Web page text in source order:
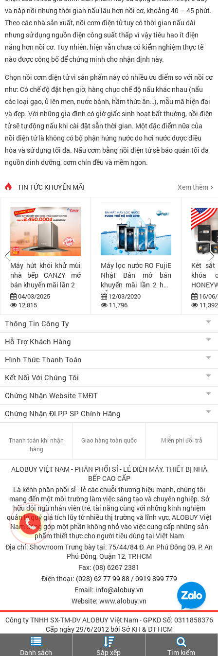
và nắp nồi nhưng thời gian nấu lâu hơn nồi cơ, khoảng 40 – 45 phút.
Theo các nhà sản xuất, nồi cơm điện tử tuy có thời gian nấu dài
nhưng sử dụng nguồn điện công suất thấp vì vậy tiêu hao ít điện
năng hơn nồi cơ. Tuy nhiên, hiện vẫn chưa có kiểm nghiệm thực tế
nào được công bố để chứng minh cho nhận định này.
Chọn nồi cơm điện tử vì sản phẩm này có nhiều ưu điểm so với nồi cơ
như: Có chế độ đặt hẹn giờ, hàng chục chế độ nấu khác nhau (nấu
các loại gạo, ủ lên men, nước bánh, hầm thức ăn…), mẫu mã hiện đại
và đẹp. Với những gia đình có giờ giấc sinh hoạt bất thường, nồi điện
tử sẽ tự động nấu khi cài đặt sẵn thời gian. Một đặc điểm nữa của
nồi điện tử là không có bộ phận hứng nước do hơi nước được điều
hòa và sử dụng tối đa. Nấu cơm bằng nồi điện tử sẽ bảo quản tối đa
nguồn dinh dưỡng, cơm chín đều và mềm ngon.
Danh sách Sắp xếp Tìm kiếm
TIN TỨC KHUYẾN MÃI Xem thêm
Máy hút khói khử mùi
nhà bếp CANZY mở
bán khuyến mãi lần 2
04/03/2025
12,815
Máy lọc nước RO FujiE
Nhật Bản mở bán
khuyến mãi lần 2 hấp
dẫn12/03/2020
11,796
Két sắt
khóa
bán16/
11,392
Thông Tin Công Ty
Hỗ Trợ Khách Hàng
Hình Thức Thanh Toán
Kết Nối Với Chúng Tôi
Chứng Nhận Website TMĐT
Chứng Nhận ĐLPP SP Chính Hãng
Thanh toán khi nhận
hàng
Giao hàng toàn quốc Miễn phí đổi trả
ALOBUY VIỆT NAM - PHÂN PHỐI SỈ - LẺ ĐIỆN MÁY, THIẾT BỊ NHÀ
BẾP CAO CẤP
Là kênh phân phối sỉ - lẻ các chuỗi thương hiệu mạnh, chúng tôi
mang đến một môi trường làm việc sáng tạo và chuyên nghiệp. Sở
hữu đội ngũ nhân viên trẻ, tài năng cùng với những kinh nghiệm
quản lý quý giá tích lũy từ nhiều thị trường và lĩnh vực, ALOBUY Việt
Nam đóng góp một phần không nhỏ vào việc cung cấp những sản
phẩm thiết thực cho người tiêu dùng tại Việt Nam
Địa chỉ: Showroom Trưng bày tại: 75/44/84 Đ. An Phú Đông 09, P. An
Phú Đông, Quận 12, TP.HCM
Fax: (08) 6267 2381
Điện thoại: (028) 62 77 99 88 /0919 899 779
Email: info@alobuy.vn
Website: www.alobuy.vn
Công ty TNHH SX-TM-DV ALOBUY Việt Nam - GPKD Số: 0311858376
Cấp ngày 29/6/2012 bởi Sở KH & ÐT HCM
Copyright © 2009-2012 ALOBUY VietNam All rights reserved.
Giao diện Desktop